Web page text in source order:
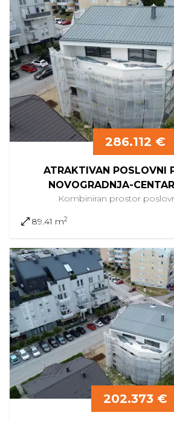
286.112 €
ATRAKTIVAN POSLOVNI
NOVOGRADNJA-
Kombiniran prostor
89.41 m2
202.373 €